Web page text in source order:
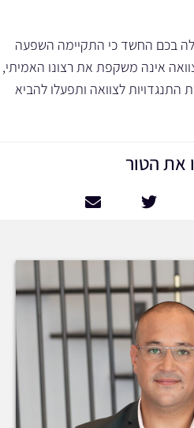
בכם החשד כי התקיימה השפעה
אינה משקפת את רצונו האמיתי,
התנגדויות לצוואה ותפעלו להביא
את הטור